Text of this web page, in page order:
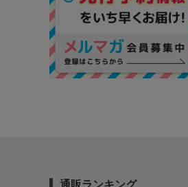
通販ランキング